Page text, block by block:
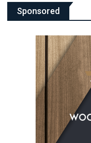
Sponsored